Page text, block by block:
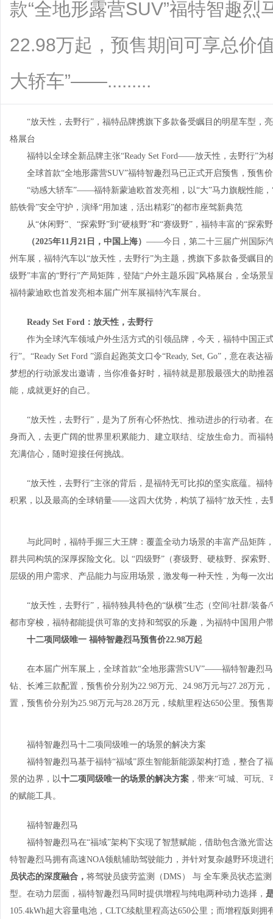
款“全地形露营SUV”福特智趣
22.98万起，预售期间可享总价
大轿车”——.........
“放天性，去野行”，福特品牌携旗下多款备受瞩目的明星车型，
格展台
福特以全球全新品牌主张“Ready Set Ford——放天性，去野行”为
全球首款“全地形露营SUV”福特智趣烈马已正式开启预售，预售
“动感大轿车”——福特新蒙迪欧首发亮相，以“大”马力旗舰性能
筋铁骨”安全守护，演绎“用加速，活出精彩”的都市座驾新典范
从“休闲野”、“探索野”到“硬核野”和“赛级野”，福特丰富的“探
（2025年11月 21 日，中国上海） ——今日，第二十三届广州国际汽
州车展，福特汽车以“放天性，去野行”为主题，携旗下多款备受瞩目
级野”丰富的“野行”产局矩阵，登陆“户外主题乐园”风格展台，全场
福特蒙迪欧也首发亮相本届广州车展福特汽车展台。
Ready Set Ford ：放天性，去野行
作为全球汽车领域户外生活方式的引领品牌，今天，福特中国正
行”。“Ready Set Ford ”源自起跑英文口令“Ready, Set, Go”，意在表
梦想的行动派发出邀请，当你准备好时，福特就是那股最强大的助推
能，成就更好的自己。
“放天性，去野行”，是为了所有心怀热忱、推动进步的行动者。
身而入，去更广阔的世界里积累能力、建立联结、绽放生命力。而福
充满信心，随时迎接任何挑战。
“放天性，去野行”主张的背后，是福特无可比拟的坚实底蕴。福
积累，以及最高的全球销量——这四大优势，构筑了福特“放天性，去
与此同时，福特手握三大王牌：覆盖全动力场景的丰富产品矩阵
群共同构筑的深厚探险文化。以 “四级野”（赛级野、硬核野、探索
层级的用户需求、产品能力与应用场景，激发每一种天性，为每一次
“放天性，去野行”，福特独具特色的“纵横”生态（空间/社群/装
都市穿梭，福特都能提供可靠的支持和驾驭的乐趣，为福特中国用户
十二项同级唯一 福特智趣烈马预售价22.98万起
在本届广州车展上，全球首款“全地形露营SUV”——福特智趣烈
钻、长滩三款配置，预售价分别为22.98万元、24.98万元与27.28万元
置，预售价分别为25.98万元与28.28万元，续航里程达650公里。预
福特智趣烈马十二项同级唯一的场景的解决方案
福特智趣烈马基于福特“福域”原生智能新能源架构打造，整合了
景的边界，以十二项同级唯一的场景的解决方案 ，带来“可城、可玩
的赋能工具。
福特智趣烈马
福特智趣烈马在“福域”架构下实现了智慧赋能，借助包含激光雷
特智趣烈马拥有高速NOA领航辅助驾驶能力，并针对复杂越野环境进
员状态的深度融合， 将驾驶员疲劳监测（DMS） 与 全车乘员状态监
型。在动力层面，福特智趣烈马同时提供增程与纯电两种动力选择，
105.4kWh超大容量电池，CLTC续航里程高达650公里；而增程版则